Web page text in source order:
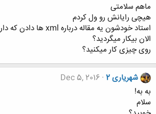
ماهم سلامتی
هیچی رایانش رو ول کردم
استاد خودشون یه مقاله درباره xml ها دادن که دارم روی کار میکنم
الان بیکار میگردید؟
روی چیزی کار میکنید؟
شهریاری 2
Dec 5, 2016
به به!
سلام